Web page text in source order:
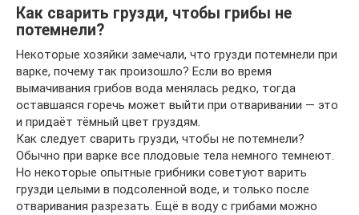
Как сварить грузди, чтобы грибы не
потемнели?
Некоторые хозяйки замечали, что грузди потемнели при
варке, почему так произошло? Если во время
вымачивания грибов вода менялась редко, тогда
оставшаяся горечь может выйти при отваривании — это
и придаёт тёмный цвет груздям.
Как следует сварить грузди, чтобы не потемнели?
Обычно при варке все плодовые тела немного темнеют.
Но некоторые опытные грибники советуют варить
грузди целыми в подсоленной воде, и только после
отваривания разрезать. Ещё в воду с грибами можно